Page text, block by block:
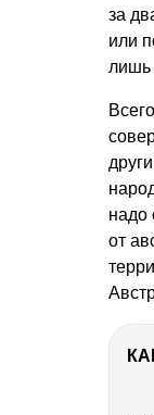
за
или
лишь
надо
от